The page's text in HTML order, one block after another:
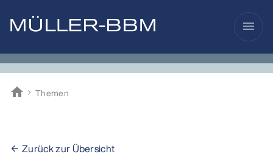
menu
home
Müller-BBM
Themen
arrow_back Zurück zur Übersicht